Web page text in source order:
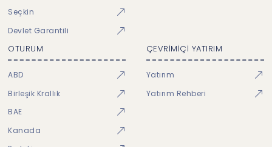
Seçkin
Devlet Garantili
OTURUM
ABD
Birleşik Krallık
BAE
Kanada
ÇEVRİMİÇİ YATIRIM
Yatırım
Yatırım Rehberi